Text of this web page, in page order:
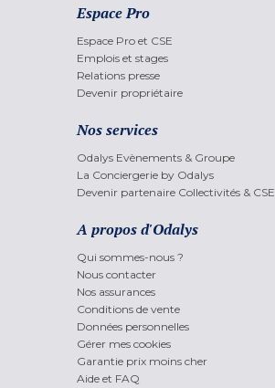
Espace Pro
Espace Pro et CSE
Emplois et stages
Relations presse
Devenir propriétaire
Nos services
Odalys Evènements & Groupe
La Conciergerie by Odalys
Devenir partenaire Collectivités & CSE
A propos d'Odalys
Qui sommes-nous ?
Nous contacter
Nos assurances
Conditions de vente
Données personnelles
Gérer mes cookies
Garantie prix moins cher
Aide et FAQ